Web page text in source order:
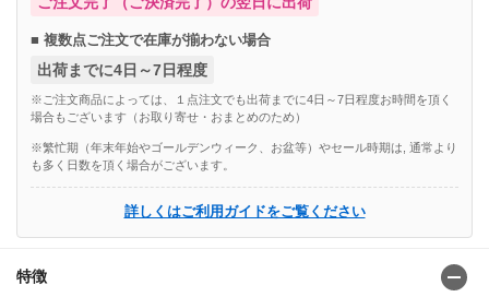
■ 複数点ご注文で在庫が揃わない場合
出荷までに4日～7日程度
※ご注文商品によっては、１点注文でも出荷までに4日～7日程度お時間を頂く
場合もございます（お取り寄せ・おまとめのため）
※繁忙期（年末年始やゴールデンウィーク、お盆等）やセール時期は, 通常より
も多く日数を頂く場合がございます。
詳しくはご利用ガイドをご覧ください
特徴